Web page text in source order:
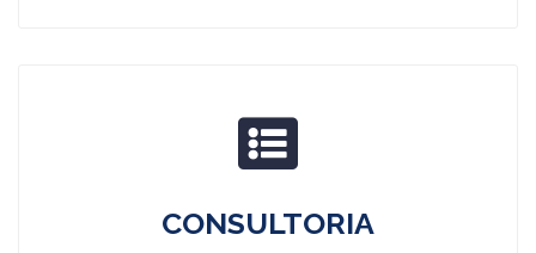
CONSULTORIA